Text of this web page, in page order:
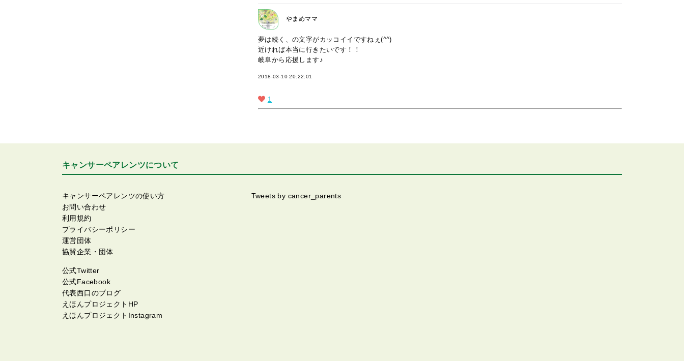
やまめママ
夢は続く、の文字がカッコイイですねぇ(^^)
近ければ本当に行きたいです！！
岐阜から応援します♪
2018-03-10 20:22:01
1
キャンサーペアレンツについて
キャンサーペアレンツの使い方
お問い合わせ
利用規約
プライバシーポリシー
運営団体
協賛企業・団体
公式Twitter
公式Facebook
代表西口のブログ
えほんプロジェクトHP
えほんプロジェクトInstagram
Tweets by cancer_parents